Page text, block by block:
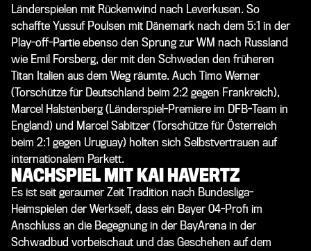
Länderspielen mit Rückenwind nach Leverkusen. So
schaffte Yussuf Poulsen mit Dänemark nach dem 5:1 in der
Play-off-Partie ebenso den Sprung zur WM nach Russland
wie Emil Forsberg, der mit den Schweden den früheren
Titan Italien aus dem Weg räumte. Auch Timo Werner
(Torschütze für Deutschland beim 2:2 gegen Frankreich),
Marcel Halstenberg (Länderspiel-Premiere im DFB-Team in
England) und Marcel Sabitzer (Torschütze für Österreich
beim 2:1 gegen Uruguay) holten sich Selbstvertrauen auf
internationalem Parkett.
NACHSPIEL MIT KAI HAVERTZ
Es ist seit geraumer Zeit Tradition nach Bundesliga-
Heimspielen der Werkself, dass ein Bayer 04-Profi im
Anschluss an die Begegnung in der BayArena in der
Schwadbud vorbeischaut und das Geschehen auf dem